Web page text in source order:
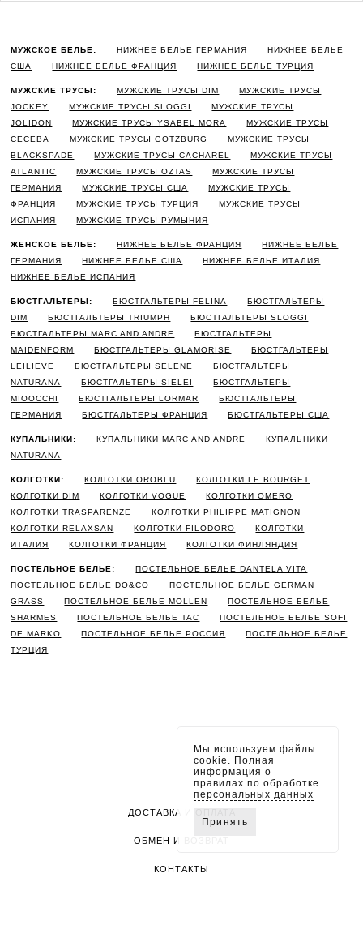
МУЖСКОЕ БЕЛЬЕ: НИЖНЕЕ БЕЛЬЕ ГЕРМАНИЯ
НИЖНЕЕ БЕЛЬЕ
США
НИЖНЕЕ БЕЛЬЕ ФРАНЦИЯ НИЖНЕЕ БЕЛЬЕ ТУРЦИЯ
МУЖСКИЕ ТРУСЫ: МУЖСКИЕ ТРУСЫ DIM
МУЖСКИЕ ТРУСЫ
JOCKEY
МУЖСКИЕ ТРУСЫ SLOGGI
МУЖСКИЕ ТРУСЫ
JOLIDON
МУЖСКИЕ ТРУСЫ YSABEL MORA
МУЖСКИЕ ТРУСЫ
CECEBA
МУЖСКИЕ ТРУСЫ GOTZBURG
МУЖСКИЕ ТРУСЫ
BLACKSPADE
МУЖСКИЕ ТРУСЫ CACHAREL
МУЖСКИЕ ТРУСЫ
ATLANTIC
МУЖСКИЕ ТРУСЫ OZTAS
МУЖСКИЕ ТРУСЫ
ГЕРМАНИЯ
МУЖСКИЕ ТРУСЫ США
МУЖСКИЕ ТРУСЫ
ФРАНЦИЯ
МУЖСКИЕ ТРУСЫ ТУРЦИЯ
МУЖСКИЕ ТРУСЫ
ИСПАНИЯ
МУЖСКИЕ ТРУСЫ РУМЫНИЯ
ЖЕНСКОЕ БЕЛЬЕ: НИЖНЕЕ БЕЛЬЕ ФРАНЦИЯ
НИЖНЕЕ БЕЛЬЕ
ГЕРМАНИЯ
НИЖНЕЕ БЕЛЬЕ США
НИЖНЕЕ БЕЛЬЕ ИТАЛИЯ
НИЖНЕЕ БЕЛЬЕ ИСПАНИЯ
БЮСТГАЛЬТЕРЫ: БЮСТГАЛЬТЕРЫ FELINA
БЮСТГАЛЬТЕРЫ
DIM
БЮСТГАЛЬТЕРЫ TRIUMPH
БЮСТГАЛЬТЕРЫ SLOGGI
БЮСТГАЛЬТЕРЫ MARC AND ANDRE
БЮСТГАЛЬТЕРЫ
MAIDENFORM
БЮСТГАЛЬТЕРЫ GLAMORISE
БЮСТГАЛЬТЕРЫ
LEILIEVE
БЮСТГАЛЬТЕРЫ SELENE
БЮСТГАЛЬТЕРЫ
NATURANA
БЮСТГАЛЬТЕРЫ SIELEI
БЮСТГАЛЬТЕРЫ
MIOOCCHI
БЮСТГАЛЬТЕРЫ LORMAR
БЮСТГАЛЬТЕРЫ
ГЕРМАНИЯ
БЮСТГАЛЬТЕРЫ ФРАНЦИЯ БЮСТГАЛЬТЕРЫ США
КУПАЛЬНИКИ: КУПАЛЬНИКИ MARC AND ANDRE
КУПАЛЬНИКИ
NATURANA
КОЛГОТКИ: КОЛГОТКИ OROBLU
КОЛГОТКИ LE BOURGET
КОЛГОТКИ DIM
КОЛГОТКИ VOGUE
КОЛГОТКИ OMERO
КОЛГОТКИ TRASPARENZE
КОЛГОТКИ PHILIPPE MATIGNON
КОЛГОТКИ RELAXSAN
КОЛГОТКИ FILODORO
КОЛГОТКИ
ИТАЛИЯ
КОЛГОТКИ ФРАНЦИЯ КОЛГОТКИ ФИНЛЯНДИЯ
ПОСТЕЛЬНОЕ БЕЛЬЕ:
ПОСТЕЛЬНОЕ БЕЛЬЕ DANTELA VITA
ПОСТЕЛЬНОЕ БЕЛЬЕ DO&CO
ПОСТЕЛЬНОЕ БЕЛЬЕ GERMAN
GRASS
ПОСТЕЛЬНОЕ БЕЛЬЕ MOLLEN
ПОСТЕЛЬНОЕ БЕЛЬЕ
SHARMES
ПОСТЕЛЬНОЕ БЕЛЬЕ TAC
ПОСТЕЛЬНОЕ БЕЛЬЕ SOFI
DE MARKO
ПОСТЕЛЬНОЕ БЕЛЬЕ РОССИЯ
ПОСТЕЛЬНОЕ БЕЛЬЕ
ТУРЦИЯ
ДОСТАВКА И ОПЛАТА
ОБМЕН И ВОЗВРАТ
КОНТАКТЫ
Мы используем файлы
cookie. Полная
информация о
правилах по обработке
персональных данных
Принять